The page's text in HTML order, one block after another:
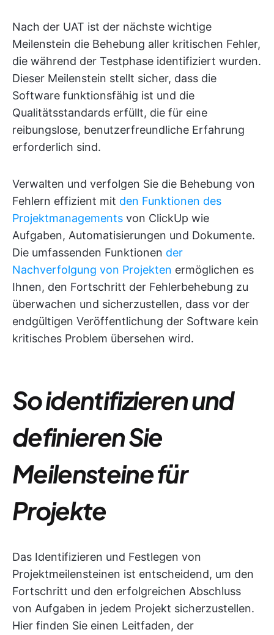
Nach der UAT ist der nächste wichtige
Meilenstein die Behebung aller kritischen Fehler,
die während der Testphase identifiziert wurden.
Dieser Meilenstein stellt sicher, dass die
Software funktionsfähig ist und die
Qualitätsstandards erfüllt, die für eine
reibungslose, benutzerfreundliche Erfahrung
erforderlich sind.
Verwalten und verfolgen Sie die Behebung von
Fehlern effizient mit den Funktionen des
Projektmanagements von ClickUp wie
Aufgaben, Automatisierungen und Dokumente.
Die umfassenden Funktionen der
Nachverfolgung von Projekten ermöglichen es
Ihnen, den Fortschritt der Fehlerbehebung zu
überwachen und sicherzustellen, dass vor der
endgültigen Veröffentlichung der Software kein
kritisches Problem übersehen wird.
So identifizieren und
definieren Sie
Meilensteine für
Projekte
Das Identifizieren und Festlegen von
Projektmeilensteinen ist entscheidend, um den
Fortschritt und den erfolgreichen Abschluss
von Aufgaben in jedem Projekt sicherzustellen.
Hier finden Sie einen Leitfaden, der